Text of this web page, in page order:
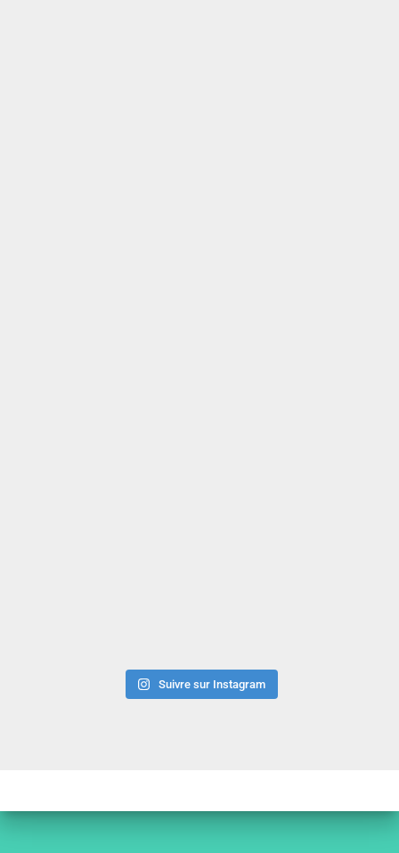
Suivre sur Instagram